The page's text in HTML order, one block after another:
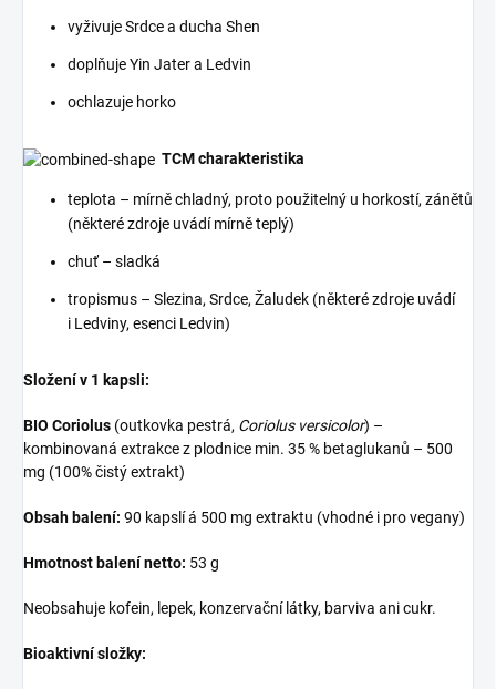
vyživuje Srdce a ducha Shen
doplňuje Yin Jater a Ledvin
ochlazuje horko
TCM charakteristika
teplota – mírně chladný, proto použitelný u horkostí, zánětů
(některé zdroje uvádí mírně teplý)
chuť – sladká
tropismus – Slezina, Srdce, Žaludek (některé zdroje uvádí
i Ledviny, esenci Ledvin)
Složení v 1 kapsli:
BIO Coriolus (outkovka pestrá, Coriolus versicolor) –
kombinovaná extrakce z plodnice min. 35 % betaglukanů – 500
mg (100% čistý extrakt)
Obsah balení: 90 kapslí á 500 mg extraktu (vhodné i pro vegany)
Hmotnost balení netto: 53 g
Neobsahuje kofein, lepek, konzervační látky, barviva ani cukr.
Bioaktivní složky: